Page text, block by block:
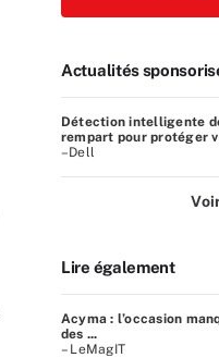
Actualités
Détection intelligente
rempart pour protéger
–Dell
Lire également
Acyma : l’occasion
des ...
– LeMagIT